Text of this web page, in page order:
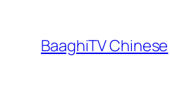
content
BaaghiTV Chinese